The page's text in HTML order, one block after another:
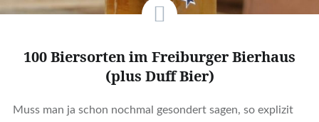
100 Biersorten im Freiburger Bierhaus
(plus Duff Bier)
Muss man ja schon nochmal gesondert sagen, so explizit